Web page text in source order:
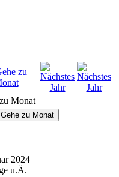
Monat
Gehe zu Monat
2024
u.Ä.